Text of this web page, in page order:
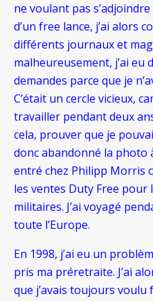
ne voulant pas
d’un free lance, j’ai alors
différents journaux et
malheureusement, j’ai eu
demandes parce que je
C’était un cercle vicieux,
travailler pendant deux
cela, prouver que je
donc abandonné la
entré chez Philipp Morris
les ventes Duty Free
militaires. J’ai voyagé
toute l’Europe.
En 1998, j’ai eu un
pris ma préretraite. J’ai
que j’avais toujours voulu